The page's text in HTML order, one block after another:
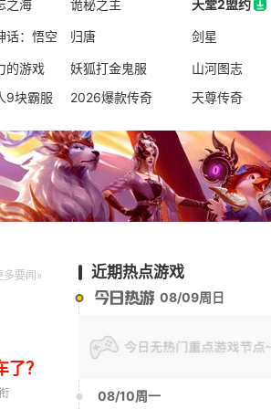
暗黑破坏神:不朽
之海 诡秘之主
天堂2盟约
天堂2盟约
话：悟空 归唐 剑星
的游戏 妖狐打金鬼服 山河图志
9块霸服
2026爆款传奇 天尊传奇
多要闻»
？
近期热点游戏
Q版 休闲
新版本更新
问剑长生
新版本更新
元气骑士
08/09周日
08/10周一